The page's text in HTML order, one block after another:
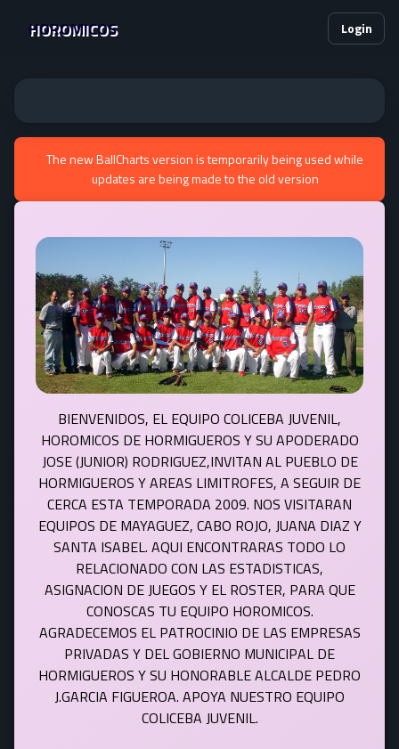
HOROMICOS Login
The new BallCharts version is temporarily being used while
updates are being made to the old version
BIENVENIDOS, EL EQUIPO COLICEBA JUVENIL,
HOROMICOS DE HORMIGUEROS Y SU APODERADO
JOSE (JUNIOR) RODRIGUEZ,INVITAN AL PUEBLO DE
HORMIGUEROS Y AREAS LIMITROFES, A SEGUIR DE
CERCA ESTA TEMPORADA 2009. NOS VISITARAN
EQUIPOS DE MAYAGUEZ, CABO ROJO, JUANA DIAZ Y
SANTA ISABEL. AQUI ENCONTRARAS TODO LO
RELACIONADO CON LAS ESTADISTICAS,
ASIGNACION DE JUEGOS Y EL ROSTER, PARA QUE
CONOSCAS TU EQUIPO HOROMICOS.
AGRADECEMOS EL PATROCINIO DE LAS EMPRESAS
PRIVADAS Y DEL GOBIERNO MUNICIPAL DE
HORMIGUEROS Y SU HONORABLE ALCALDE PEDRO
J.GARCIA FIGUEROA. APOYA NUESTRO EQUIPO
COLICEBA JUVENIL.